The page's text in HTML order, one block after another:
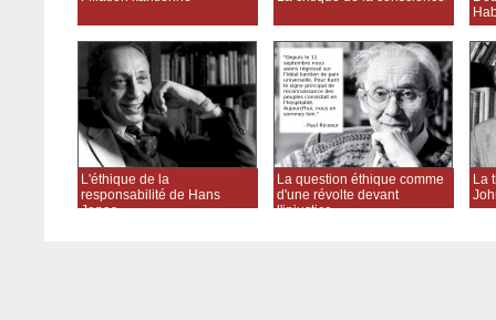
L'éthique de la
responsabilité de Hans
Jonas
La question éthique comme
d'une révolte devant
l'injustice
La